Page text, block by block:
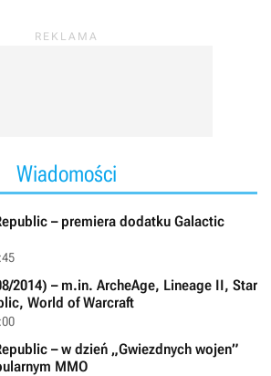
Wiadomości
– premiera dodatku Galactic
2014) – m.in. ArcheAge, Lineage II, Star
World of Warcraft
– w dzień „Gwiezdnych wojen”
MMO